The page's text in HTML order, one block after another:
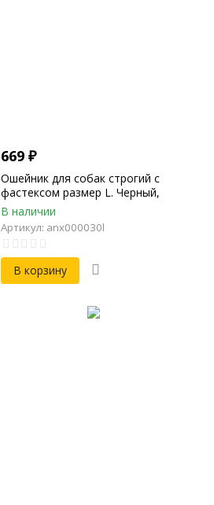
669₽
Ошейник для собак строгий с
фастексом размер L. Черный,
Обхват 34-56см, Длина 63см,
Ширина 30мм, Толщина 3мм
В наличии
Артикул: anx000030l
В корзину